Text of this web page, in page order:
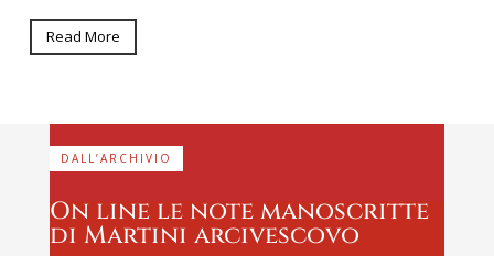
Read More
DALL’ARCHIVIO
On line le note manoscritte
di Martini arcivescovo